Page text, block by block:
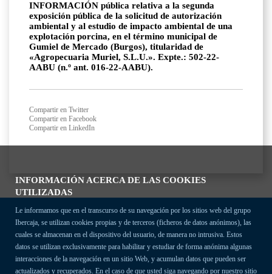
INFORMACIÓN ACERCA DE LAS COOKIES
UTILIZADAS
Le informamos que en el transcurso de su navegación por los sitios web del grupo
Ibercaja, se utilizan cookies propias y de terceros (ficheros de datos anónimos), las
cuales se almacenan en el dispositivo del usuario, de manera no intrusiva. Estos
datos se utilizan exclusivamente para habilitar y estudiar de forma anónima algunas
interacciones de la navegación en un sitio Web, y acumulan datos que pueden ser
actualizados y recuperados. En el caso de que usted siga navegando por nuestro sitio
INFORMACIÓN pública relativa a la segunda
exposición pública de la solicitud de autorización
ambiental y al estudio de impacto ambiental de una
explotación porcina, en el término municipal de
Gumiel de Mercado (Burgos), titularidad de
«Agropecuaria Muriel, S.L.U.». Expte.: 502-22-
AABU (n.º ant. 016-22-AABU).
Compartir en Twitter
Compartir en Facebook
Compartir en LinkedIn